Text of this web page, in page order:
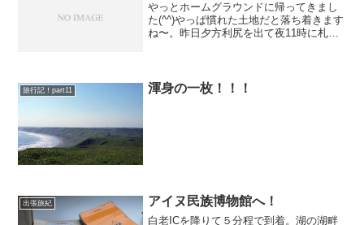
やっとホームグラウンドに帰ってきまし
た(^^)やっぱ慣れた土地だと落ち着きます
ね〜。昨日夕方利尻を出て夜11時に札幌
うしても行きたか...
旅行記！part11 渾身の一枚！！！
出張旅紀 アイヌ民族博物館へ！
白老ICを降りて５分程で到着。湖の湖畔